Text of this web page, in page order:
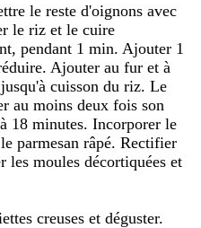
le reste d'oignons avec
le riz et le cuire
pendant 1 min. Ajouter 1
Ajouter au fur et à
cuisson du riz. Le
au moins deux fois son
18 minutes. Incorporer le
parmesan râpé. Rectifier
les moules décortiquées et
creuses et déguster.